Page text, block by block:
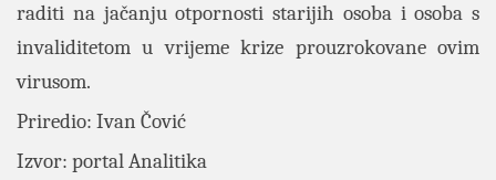
raditi na jačanju otpornosti starijih osoba i osoba s
invaliditetom u vrijeme krize prouzrokovane ovim
virusom.
Priredio: Ivan Čović
Izvor: portalAnalitika